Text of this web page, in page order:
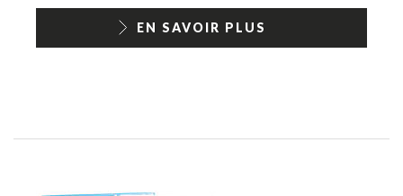
EN SAVOIR PLUS